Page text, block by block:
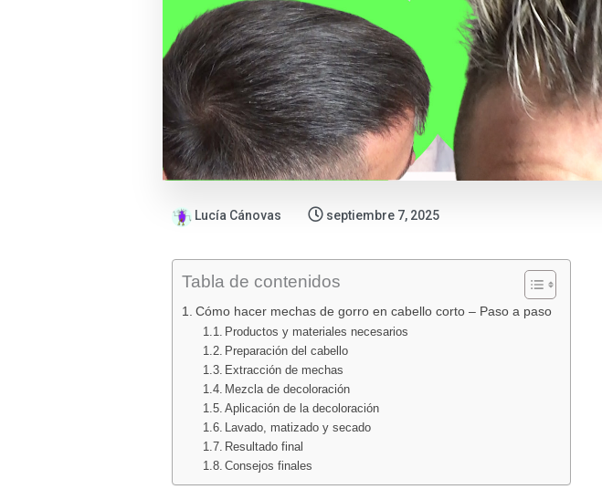
Lucía Cánovas septiembre 7, 2025
Tabla de contenidos
Cómo hacer mechas de gorro en cabello corto – Paso a paso
Productos y materiales necesarios
Preparación del cabello
Extracción de mechas
Mezcla de decoloración
Aplicación de la decoloración
Lavado, matizado y secado
Resultado final
Consejos finales
:
Probando
el
:
Tipos
de